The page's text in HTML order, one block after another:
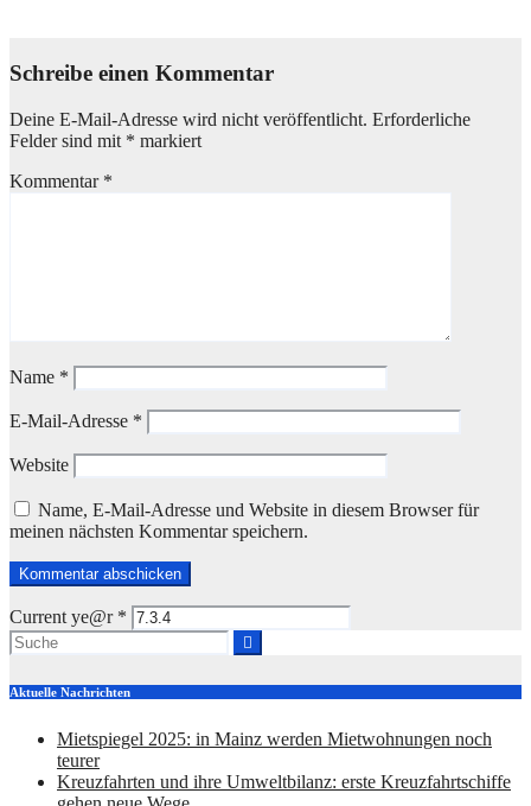
Schreibe einen Kommentar
Deine E-Mail-Adresse wird nicht veröffentlicht. Erforderliche
Felder sind mit * markiert
Kommentar *
Name *
E-Mail-Adresse *
Website
Name, E-Mail-Adresse und Website in diesem Browser für
meinen nächsten Kommentar speichern.
Current ye@r *
Aktuelle Nachrichten
Mietspiegel 2025: in Mainz werden Mietwohnungen noch
teurer
Kreuzfahrten und ihre Umweltbilanz: erste Kreuzfahrtschiffe